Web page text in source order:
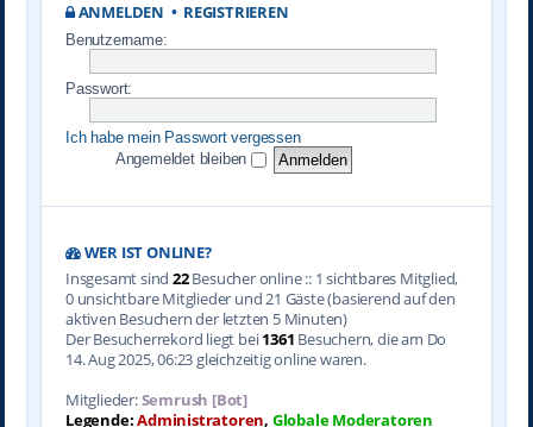
ANMELDEN • REGISTRIEREN
Benutzername:
Passwort:
Ich habe mein Passwort vergessen
Angemeldet bleiben
WER IST ONLINE?
Insgesamt sind 22Besucher online :: 1 sichtbares Mitglied,
0 unsichtbare Mitglieder und 21 Gäste (basierend auf den
aktiven Besuchern der letzten 5 Minuten)
Der Besucherrekord liegt bei1361 Besuchern, die am Do
14. Aug 2025, 06:23 gleichzeitig online waren.
Mitglieder:Semrush [Bot]
Legende:Administratoren, Globale Moderatoren